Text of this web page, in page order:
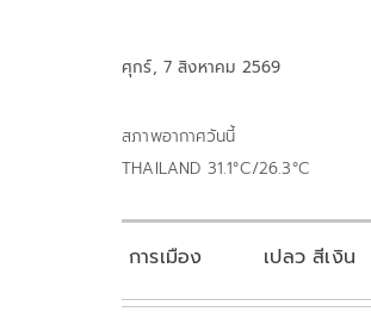
ศุกร์, 7 สิงหาคม 2569
สภาพอากาศวันนี้
THAILAND 31.1°C/26.3°C
การเมือง เปลว สีเงิน